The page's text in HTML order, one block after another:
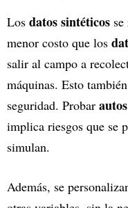
Los datos sintéticos
menor costo que los
salir al campo a
máquinas. Esto
seguridad. Probar
implica riesgos que se
simulan.
Además, se